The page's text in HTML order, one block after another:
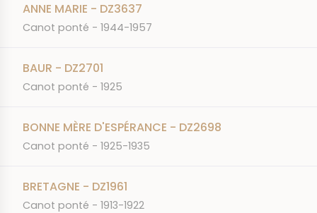
ANNE MARIE - DZ3637
Canot ponté - 1944-1957
BAUR - DZ2701
Canot ponté - 1925
BONNE MÈRE D'ESPÉRANCE - DZ2698
Canot ponté - 1925-1935
BRETAGNE - DZ1961
Canot ponté - 1913-1922